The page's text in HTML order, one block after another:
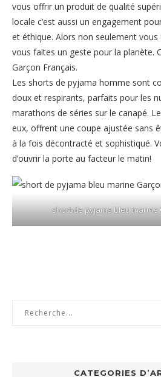
vous offrir un produit de qualité
locale c’est aussi un engagement
et éthique. Alors non seulement
vous faites un geste pour la planète.
Garçon Français.
Les shorts de pyjama homme sont
doux et respirants, parfaits pour les
marathons de séries sur le canapé.
eux, offrent une coupe ajustée sans
à la fois décontracté et sophistiqué.
d’ouvrir la porte au facteur le matin!
short de pyjama bleu marine
CATEGORIES